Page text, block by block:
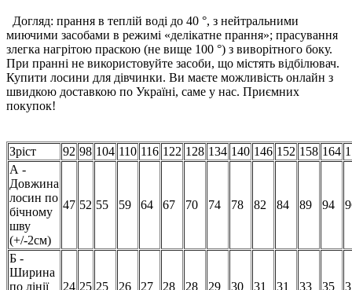
Догляд: прання в теплій воді до 40 °, з нейтральними
миючими засобами в режимі «делікатне прання»; прасування
злегка нагрітою праскою (не вище 100 °) з виворітного боку.
При пранні не використовуйте засоби, що містять відбілювач.
Купити лосини для дівчинки. Ви маєте можливість онлайн з
швидкою доставкою по Україні, саме у нас. Приємних
покупок!
Зріст 92 98 104 110 116 122 128 134 140 146 152 158 164
А -
Довжина
лосин по
бічному
шву
(+/-2см)
47 52 55 59 64 67 70 74 78 82 84 89 94
Б -
Ширина
по лінії
24 25 25 26 27 28 28 29 30 31 31 33 35